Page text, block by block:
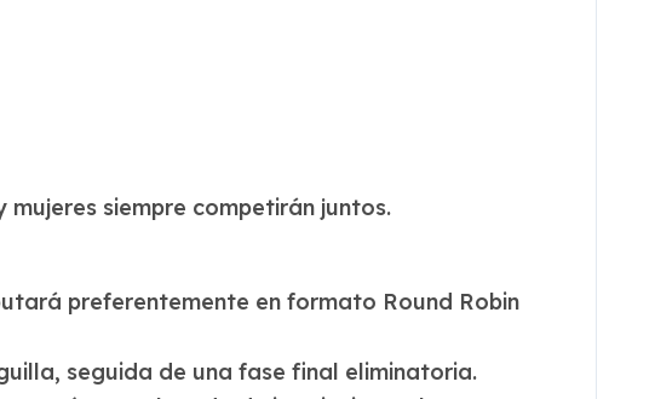
siempre competirán juntos.
preferentemente en formato Round Robin
seguida de una fase final eliminatoria.